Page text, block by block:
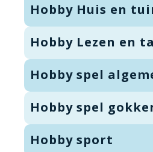
Hobby Huis en
Hobby Lezen en
Hobby spel
Hobby spel
Hobby sport